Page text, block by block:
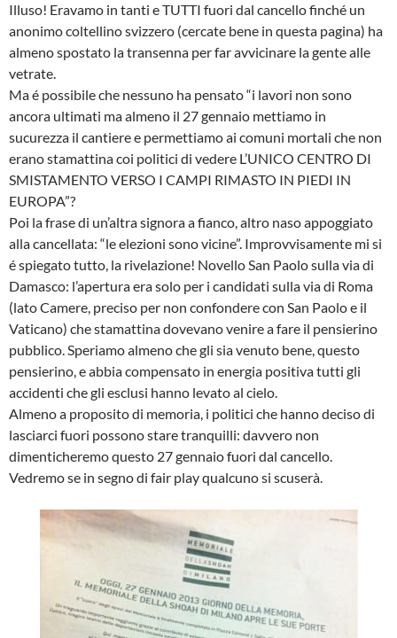
Illuso! Eravamo in tanti e TUTTI fuori dal cancello finché un
anonimo coltellino svizzero (cercate bene in questa pagina) ha
almeno spostato la transenna per far avvicinare la gente alle
vetrate.
Ma é possibile che nessuno ha pensato “i lavori non sono
ancora ultimati ma almeno il 27 gennaio mettiamo in
sucurezza il cantiere e permettiamo ai comuni mortali che non
erano stamattina coi politici di vedere L’UNICO CENTRO DI
SMISTAMENTO VERSO I CAMPI RIMASTO IN PIEDI IN
EUROPA”?
Poi la frase di un’altra signora a fianco, altro naso appoggiato
alla cancellata: “le elezioni sono vicine”. Improvvisamente mi si
é spiegato tutto, la rivelazione! Novello San Paolo sulla via di
Damasco: l’apertura era solo per i candidati sulla via di Roma
(lato Camere, preciso per non confondere con San Paolo e il
Vaticano) che stamattina dovevano venire a fare il pensierino
pubblico. Speriamo almeno che gli sia venuto bene, questo
pensierino, e abbia compensato in energia positiva tutti gli
accidenti che gli esclusi hanno levato al cielo.
Almeno a proposito di memoria, i politici che hanno deciso di
lasciarci fuori possono stare tranquilli: davvero non
dimenticheremo questo 27 gennaio fuori dal cancello.
Vedremo se in segno di fair play qualcuno si scuserà.